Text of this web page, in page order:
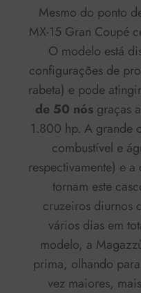
Mesmo do ponto
MX-15 Gran Coupé
O modelo está
configurações de
rabeta) e pode
de 50 nósgraças
1.800 hp. A grande
combustível e
respectivamente) e
tornam este
cruzeiros diurnos
vários dias em
modelo, a
prima, olhando
vez maiores,